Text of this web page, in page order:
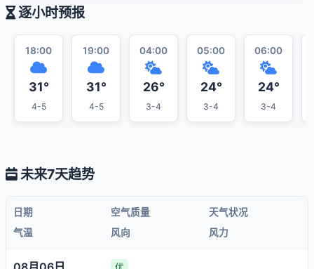
逐小时预报
18:00
31°
4-5
19:00
31°
4-5
04:00
26°
3-4
05:00
24°
3-4
06:00
24°
3-4
未来7天趋势
日期 空气质量
天气状况
气温
风向 风力